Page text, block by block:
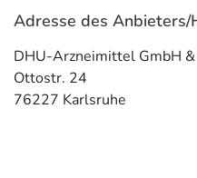
Adresse des
DHU-Arzneimittel GmbH &
Ottostr. 24
76227 Karlsruhe